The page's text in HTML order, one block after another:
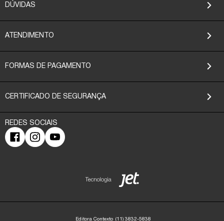
DÚVIDAS
ATENDIMENTO
FORMAS DE PAGAMENTO
CERTIFICADO DE SEGURANÇA
Editora Contexto (11) 3832-5838